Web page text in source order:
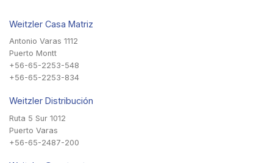
Weitzler Casa Matriz
Antonio Varas 1112
Puerto Montt
+56-65-2253-548
+56-65-2253-834
Weitzler Distribución
Ruta 5 Sur 1012
Puerto Varas
+56-65-2487-200